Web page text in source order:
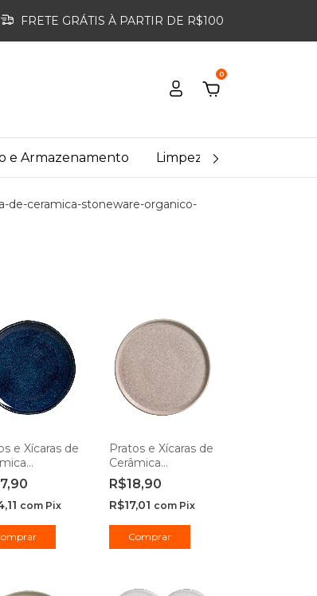
FRETE GRÁTIS À PARTIR DE R$100
0
e Armazenamento Limpeza Doméstica
de-ceramica-stoneware-organico-
e Xícaras de
Happy
Brasil
com Pix
Pratos e Xícaras de
Cerâmica
Stoneware Sandy -
Porto Brasil
R$18,90
R$17,01 com Pix
Comprar